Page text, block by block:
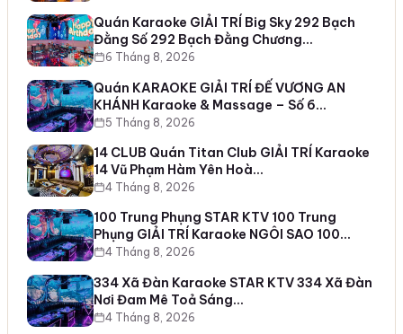
Quán Karaoke GIẢI TRÍ Big Sky 292 Bạch
Đằng Số 292 Bạch Đằng Chương…
6 Tháng 8, 2026
Quán KARAOKE GIẢI TRÍ ĐẾ VƯƠNG AN
KHÁNH Karaoke & Massage – Số 6…
5 Tháng 8, 2026
14 CLUB Quán Titan Club GIẢI TRÍ Karaoke
14 Vũ Phạm Hàm Yên Hoà…
4 Tháng 8, 2026
100 Trung Phụng STAR KTV 100 Trung
Phụng GIẢI TRÍ Karaoke NGÔI SAO 100…
4 Tháng 8, 2026
334 Xã Đàn Karaoke STAR KTV 334 Xã Đàn
Nơi Đam Mê Toả Sáng…
4 Tháng 8, 2026